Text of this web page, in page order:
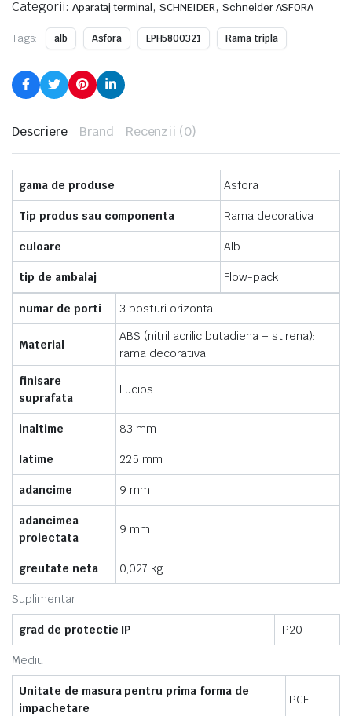
Categorii: Aparataj terminal,SCHNEIDER, Schneider ASFORA
Tags: alb Asfora EPH5800321 Rama tripla
Descriere Brand Recenzii (0)
gama de produse Asfora
Tip produs sau componenta Rama decorativa
culoare Alb
tip de ambalaj Flow-pack
Suplimentar
numar de porti 3 posturi orizontal
Material
ABS (nitril acrilic butadiena – stirena):
rama decorativa
finisare
suprafata
Lucios
inaltime 83 mm
latime 225 mm
adancime 9 mm
adancimea
proiectata
9 mm
greutate neta 0,027 kg
Mediu
grad de protectie IP IP20
Unitate de masura pentru prima forma de
impachetare
PCE